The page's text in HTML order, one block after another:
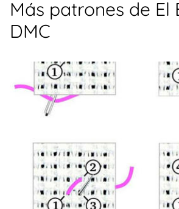
Más patrones de El
DMC